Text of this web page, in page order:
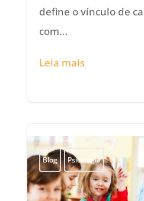
define o vínculo de
com...
Leia mais
Blog Psicologia